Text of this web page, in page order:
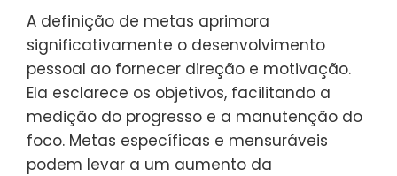
A definição de metas aprimora
significativamente o desenvolvimento
pessoal ao fornecer direção e motivação.
Ela esclarece os objetivos, facilitando a
medição do progresso e a manutenção do
foco. Metas específicas e mensuráveis
podem levar a um aumento da